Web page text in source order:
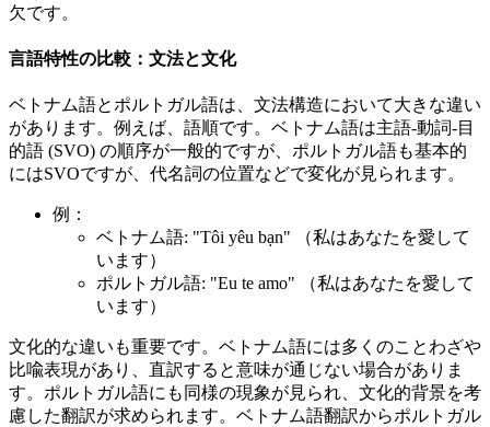
欠です。
言語特性の比較：文法と文化
ベトナム語とポルトガル語は、文法構造において大きな違い
があります。例えば、語順です。ベトナム語は主語-動詞-目
的語 (SVO) の順序が一般的ですが、ポルトガル語も基本的
にはSVOですが、代名詞の位置などで変化が見られます。
例：
ベトナム語: "Tôi yêu bạn" （私はあなたを愛して
います）
ポルトガル語: "Eu te amo" （私はあなたを愛して
います）
文化的な違いも重要です。ベトナム語には多くのことわざや
比喩表現があり、直訳すると意味が通じない場合がありま
す。ポルトガル語にも同様の現象が見られ、文化的背景を考
慮した翻訳が求められます。ベトナム語翻訳からポルトガル